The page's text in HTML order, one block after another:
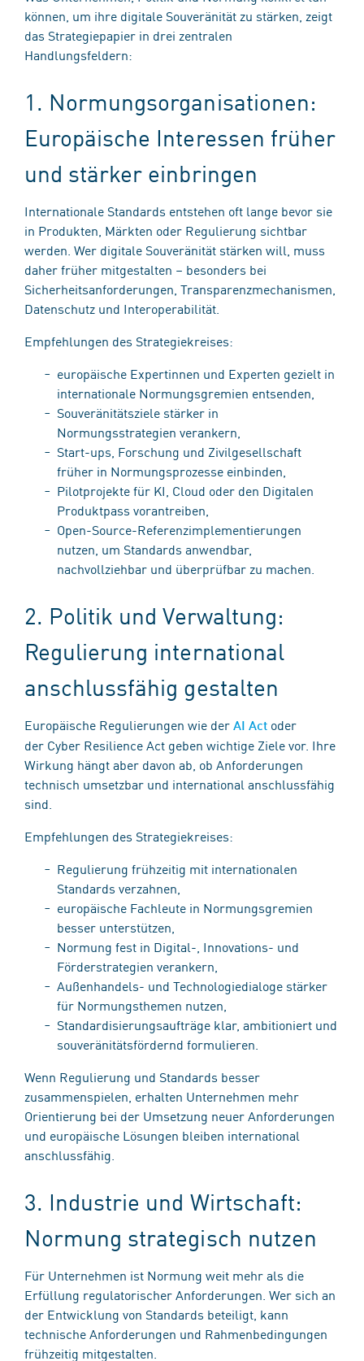
können, um ihre digitale Souveränität zu stärken, zeigt
das Strategiepapier in drei zentralen
Handlungsfeldern:
1. Normungsorganisationen:
Europäische Interessen früher
und stärker einbringen
Internationale Standards entstehen oft lange bevor sie
in Produkten, Märkten oder Regulierung sichtbar
werden. Wer digitale Souveränität stärken will, muss
daher früher mitgestalten – besonders bei
Sicherheitsanforderungen, Transparenzmechanismen,
Datenschutz und Interoperabilität.
Empfehlungen des Strategiekreises:
europäische Expertinnen und Experten gezielt in
internationale Normungsgremien entsenden,
Souveränitätsziele stärker in
Normungsstrategien verankern,
Start-ups, Forschung und Zivilgesellschaft
früher in Normungsprozesse einbinden,
Pilotprojekte für KI, Cloud oder den Digitalen
Produktpass vorantreiben,
Open-Source-Referenzimplementierungen
nutzen, um Standards anwendbar,
nachvollziehbar und überprüfbar zu machen.
2. Politik und Verwaltung:
Regulierung international
anschlussfähig gestalten
Europäische Regulierungen wie der AI Act oder
der Cyber Resilience Act geben wichtige Ziele vor. Ihre
Wirkung hängt aber davon ab, ob Anforderungen
technisch umsetzbar und international anschlussfähig
sind.
Empfehlungen des Strategiekreises:
Regulierung frühzeitig mit internationalen
Standards verzahnen,
europäische Fachleute in Normungsgremien
besser unterstützen,
Normung fest in Digital-, Innovations- und
Förderstrategien verankern,
Außenhandels- und Technologiedialoge stärker
für Normungsthemen nutzen,
Standardisierungsaufträge klar, ambitioniert und
souveränitätsfördernd formulieren.
Wenn Regulierung und Standards besser
zusammenspielen, erhalten Unternehmen mehr
Orientierung bei der Umsetzung neuer Anforderungen
und europäische Lösungen bleiben international
anschlussfähig.
3. Industrie und Wirtschaft:
Normung strategisch nutzen
Für Unternehmen ist Normung weit mehr als die
Erfüllung regulatorischer Anforderungen. Wer sich an
der Entwicklung von Standards beteiligt, kann
technische Anforderungen und Rahmenbedingungen
frühzeitig mitgestalten.